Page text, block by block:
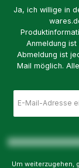
Ja, ich willige in
Anmeldung
Abmeldung ist
Mail möglich.
Mail-
Um weiterzugehen,